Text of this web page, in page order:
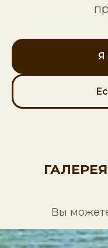
Я
ГАЛЕРЕЯ
Вы